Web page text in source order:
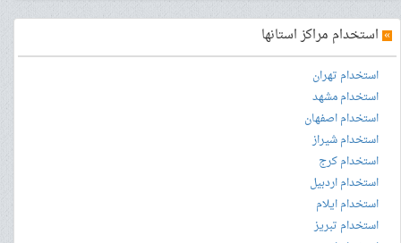
» استخدام مراکز استانها
استخدام تهران
استخدام مشهد
استخدام اصفهان
استخدام شیراز
استخدام کرج
استخدام اردبیل
استخدام ایلام
استخدام تبریز